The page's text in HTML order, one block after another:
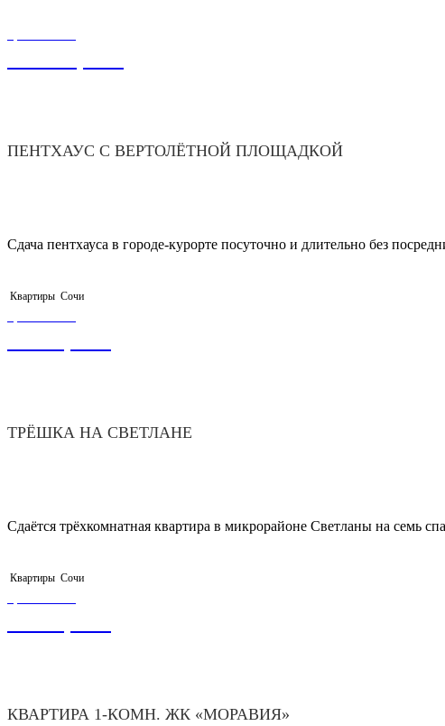
ПЕНТХАУС С ВЕРТОЛЁТНОЙ ПЛОЩАДКОЙ
Сдача пентхауса в городе-курорте посуточно и длительно без
Квартиры Сочи
ТРЁШКА НА СВЕТЛАНЕ
Сдаётся трёхкомнатная квартира в микрорайоне Светланы на семь
Квартиры Сочи
КВАРТИРА 1-КОМН. ЖК «МОРАВИЯ»